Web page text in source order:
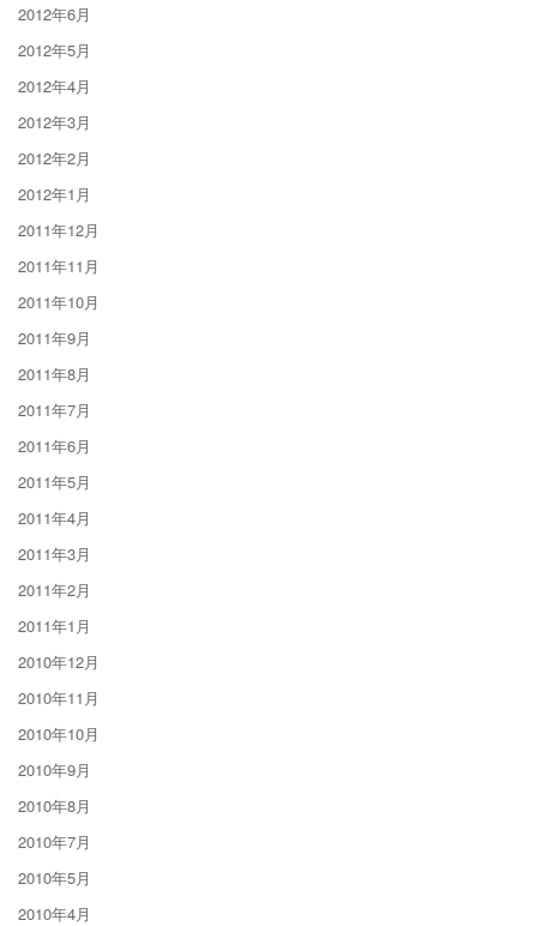
2012年6月
2012年5月
2012年4月
2012年3月
2012年2月
2012年1月
2011年12月
2011年11月
2011年10月
2011年9月
2011年8月
2011年7月
2011年6月
2011年5月
2011年4月
2011年3月
2011年2月
2011年1月
2010年12月
2010年11月
2010年10月
2010年9月
2010年8月
2010年7月
2010年5月
2010年4月